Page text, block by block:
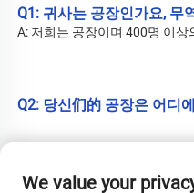
Q1: 귀사는 공장인가요, 무
A: 저희는 공장이며 400명 이
Q2: 당신们的 공장은 어디
본사 소재지는 중국 저장성
년 베트남에 지사를 설립하여
We value your